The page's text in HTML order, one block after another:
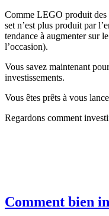
Comme LEGO produit des
set n’est plus produit par
tendance à augmenter sur
l’occasion).
Vous savez maintenant
investissements.
Vous êtes prêts à vous
Regardons comment
Comment bien